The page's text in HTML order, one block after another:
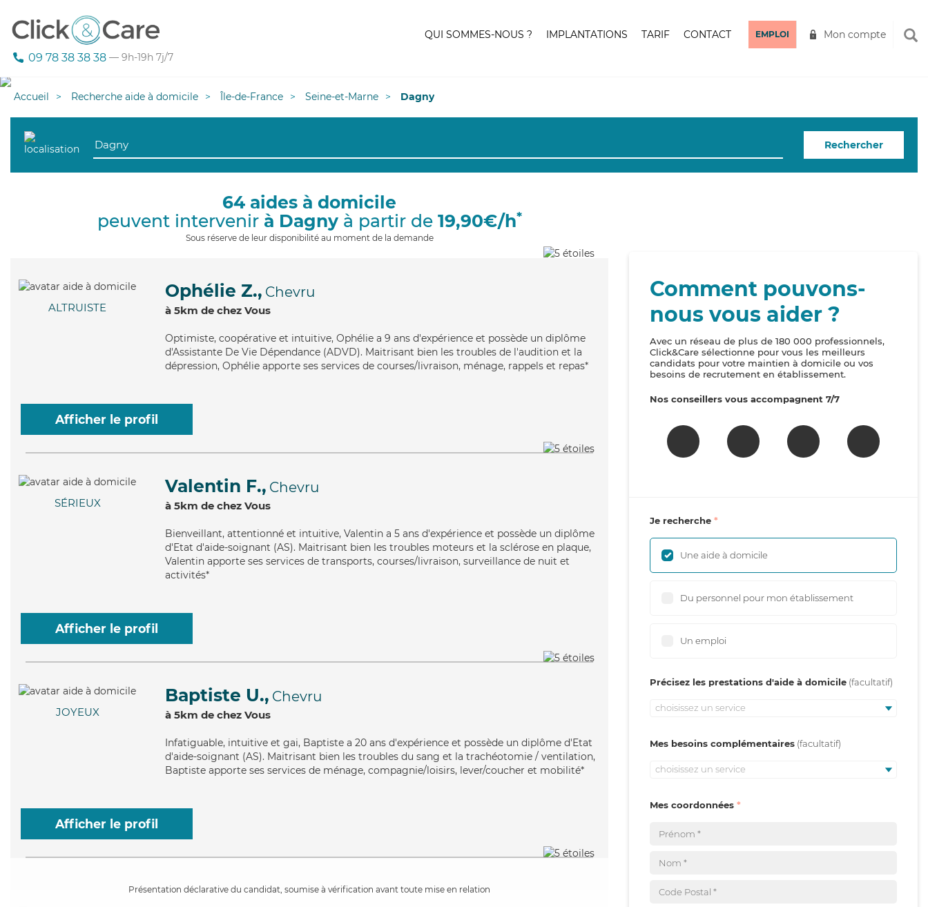
09 78 38 38 38 — 9h-19h 7j/7
QUI SOMMES-NOUS ? IMPLANTATIONS TARIF CONTACT EMPLOI Mon compte
Accueil Recherche aide à domicile Île-de-France Seine-et-Marne Dagny
Rechercher
64 aides à domicile
peuvent intervenir à Dagnyà partir de 19,90€/h*
Sous réserve de leur disponibilité au moment de la demande
ALTRUISTE
Ophélie Z., Chevru
à 5km de chez Vous
Optimiste, coopérative et intuitive, Ophélie a 9 ans d'expérience et possède un diplôme
d'Assistante De Vie Dépendance (ADVD). Maitrisant bien les troubles de l'audition et la
dépression, Ophélie apporte ses services de courses/livraison, ménage, rappels et repas*
Afficher le profil
SÉRIEUX
Valentin F., Chevru
à 5km de chez Vous
Bienveillant, attentionné et intuitive, Valentin a 5 ans d'expérience et possède un diplôme
d'Etat d'aide-soignant (AS). Maitrisant bien les troubles moteurs et la sclérose en plaque,
Valentin apporte ses services de transports, courses/livraison, surveillance de nuit et
activités*
Afficher le profil
JOYEUX
Baptiste U., Chevru
à 5km de chez Vous
Infatiguable, intuitive et gai, Baptiste a 20 ans d'expérience et possède un diplôme d'Etat
d'aide-soignant (AS). Maitrisant bien les troubles du sang et la trachéotomie / ventilation,
Baptiste apporte ses services de ménage, compagnie/loisirs, lever/coucher et mobilité*
Afficher le profil
Présentation déclarative du candidat, soumise à vérification avant toute mise en relation
Comment pouvons-
nous vous aider ?
Avec un réseau de plus de 180 000 professionnels,
Click&Care sélectionne pour vous les meilleurs
candidats pour votre maintien à domicile ou vos
besoins de recrutement en établissement.
Nos conseillers vous accompagnent 7/7
Je recherche
Une aide à domicile
Du personnel pour mon établissement
Un emploi
Précisez les prestations d'aide à domicile
choisissez un service
Mes besoins complémentaires
choisissez un service
Mes coordonnées